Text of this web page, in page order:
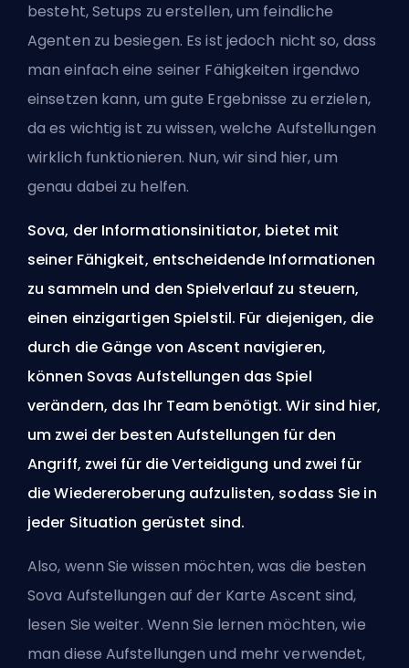
besteht, Setups zu erstellen, um feindliche
Agenten zu besiegen. Es ist jedoch nicht so, dass
man einfach eine seiner Fähigkeiten irgendwo
einsetzen kann, um gute Ergebnisse zu erzielen,
da es wichtig ist zu wissen, welche Aufstellungen
wirklich funktionieren. Nun, wir sind hier, um
genau dabei zu helfen.
Sova, der Informationsinitiator, bietet mit
seiner Fähigkeit, entscheidende Informationen
zu sammeln und den Spielverlauf zu steuern,
einen einzigartigen Spielstil. Für diejenigen, die
durch die Gänge von Ascent navigieren,
können Sovas Aufstellungen das Spiel
verändern, das Ihr Team benötigt. Wir sind hier,
um zwei der besten Aufstellungen für den
Angriff, zwei für die Verteidigung und zwei für
die Wiedereroberung aufzulisten, sodass Sie in
jeder Situation gerüstet sind.
Also, wenn Sie wissen möchten, was die besten
Sova Aufstellungen auf der Karte Ascent sind,
lesen Sie weiter. Wenn Sie lernen möchten, wie
man diese Aufstellungen und mehr verwendet,